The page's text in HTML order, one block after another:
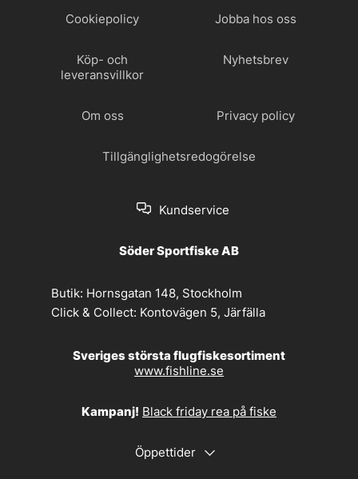
Cookiepolicy Jobba hos oss
Köp- och
leveransvillkor
Nyhetsbrev
Om oss Privacy policy
Tillgänglighetsredogörelse
Kundservice
Söder Sportfiske AB
Butik: Hornsgatan 148, Stockholm
Click & Collect: Kontovägen 5, Järfälla
Sveriges största flugfiskesortiment
www.fishline.se
Kampanj! Black friday rea på fiske
Öppettider